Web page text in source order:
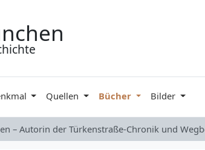
Quellen Bücher Bilder
– Autorin der Türkenstraße-Chronik und